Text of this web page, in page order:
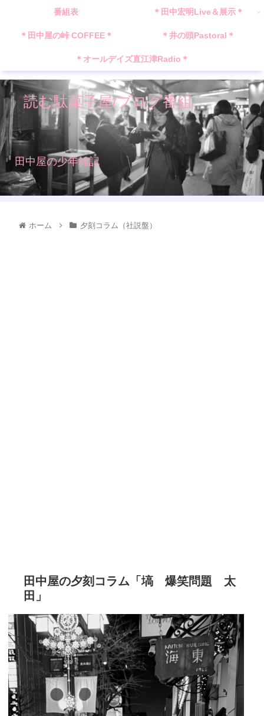
読む駄菓子屋/ブログ番組
田中屋の少年雑記
番組表 ＊田中宏明Live＆展示＊
＊田中屋の峠 COFFEE＊ ＊井の頭Pastoral＊
＊オールデイズ直江津Radio＊
ホーム 夕刻コラム（社説盤）
田中屋の夕刻コラム「塙 爆笑問題 太
田」